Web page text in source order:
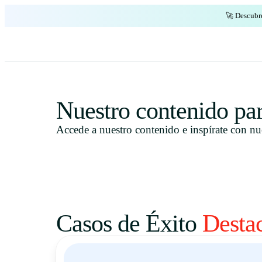
🚀
Nuestro contenido
Accede a nuestro contenido e inspírate con
Casos de Éxito